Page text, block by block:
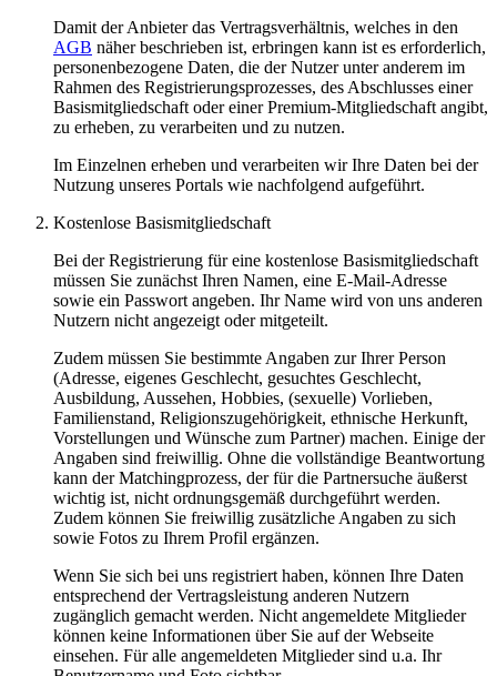
Damit der Anbieter das Vertragsverhältnis, welches in den
AGB näher beschrieben ist, erbringen kann ist es erforderlich,
personenbezogene Daten, die der Nutzer unter anderem im
Rahmen des Registrierungsprozesses, des Abschlusses einer
Basismitgliedschaft oder einer Premium-Mitgliedschaft angibt,
zu erheben, zu verarbeiten und zu nutzen.
Im Einzelnen erheben und verarbeiten wir Ihre Daten bei der
Nutzung unseres Portals wie nachfolgend aufgeführt.
Kostenlose Basismitgliedschaft
Bei der Registrierung für eine kostenlose Basismitgliedschaft
müssen Sie zunächst Ihren Namen, eine E-Mail-Adresse
sowie ein Passwort angeben. Ihr Name wird von uns anderen
Nutzern nicht angezeigt oder mitgeteilt.
Zudem müssen Sie bestimmte Angaben zur Ihrer Person
(Adresse, eigenes Geschlecht, gesuchtes Geschlecht,
Ausbildung, Aussehen, Hobbies, (sexuelle) Vorlieben,
Familienstand, Religionszugehörigkeit, ethnische Herkunft,
Vorstellungen und Wünsche zum Partner) machen. Einige der
Angaben sind freiwillig. Ohne die vollständige Beantwortung
kann der Matchingprozess, der für die Partnersuche äußerst
wichtig ist, nicht ordnungsgemäß durchgeführt werden.
Zudem können Sie freiwillig zusätzliche Angaben zu sich
sowie Fotos zu Ihrem Profil ergänzen.
Wenn Sie sich bei uns registriert haben, können Ihre Daten
entsprechend der Vertragsleistung anderen Nutzern
zugänglich gemacht werden. Nicht angemeldete Mitglieder
können keine Informationen über Sie auf der Webseite
einsehen. Für alle angemeldeten Mitglieder sind u.a. Ihr